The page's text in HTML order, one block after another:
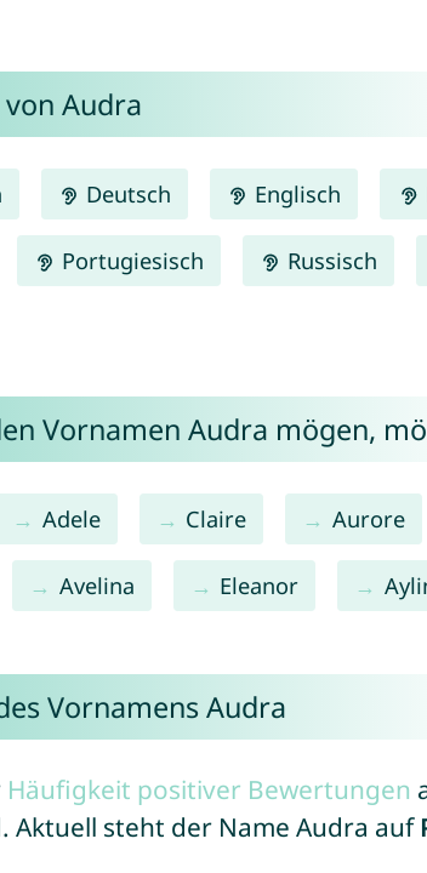
Audra
Deutsch Englisch
Portugiesisch Russisch
Vornamen Audra mögen,
Adele Claire Aurore
Avelina Eleanor
Vornamens Audra
Häufigkeit positiver Bewertungen
Aktuell steht der Name Audra auf